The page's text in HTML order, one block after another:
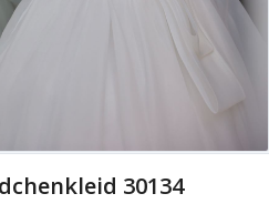
30134